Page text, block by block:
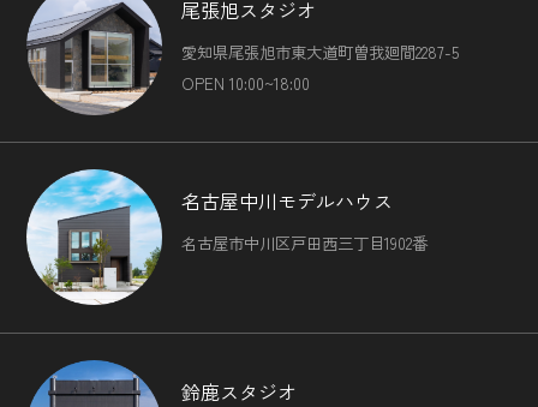
尾張旭スタジオ
愛知県尾張旭市東大道町曽我廻間2287-5
OPEN 10:00~18:00
名古屋中川モデルハウス
名古屋市中川区戸田西三丁目1902番
鈴鹿スタジオ